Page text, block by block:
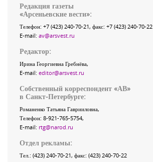
Редакция газеты
«Арсеньевские вести»:
Телефон: +7 (423) 240-70-21, факс: +7 (423) 240-70-22
E-mail: av@arsvest.ru
Редактор:
Ирина Георгиевна Гребнёва,
E-mail: editor@arsvest.ru
Собственный корреспондент «АВ»
в Санкт-Петербурге:
Романенко Татьяна Гаврииловна,
Телефон: 8-921-765-5754,
E-mail: rtg@narod.ru
Отдел рекламы:
Тел.: (423) 240-70-21, факс: (423) 240-70-22